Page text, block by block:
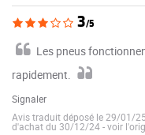
3/5
Les pneus
rapidement.
Signaler
Avis traduit déposé le 29/01/
d'achat du 30/12/24-voir